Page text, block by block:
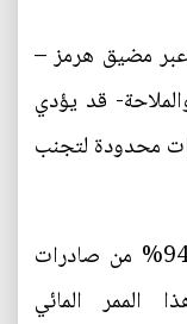
عبر مضيق هرمز –
قد يؤدي
محدودة لتجنب
يمر عبر مضيق هرمز عادةً أكثر من 94% من صادرات
الممر المائي